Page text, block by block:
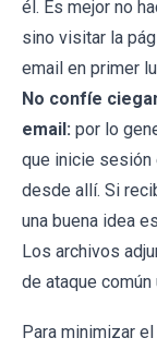
él. Es mejor no
sino visitar la
email en primer
No confíe
email: por lo
que inicie sesión
desde allí. Si
una buena idea
Los archivos
de ataque
Para minimizar